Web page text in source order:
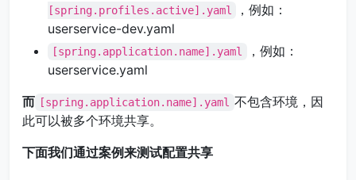
[spring.profiles.active].yaml
，例如：
userservice-dev.yaml
[spring.application.name].yaml
，例如：
userservice.yaml
而 [spring.application.name].yaml 不包含环境，因
此可以被多个环境共享。
下面我们通过案例来测试配置共享